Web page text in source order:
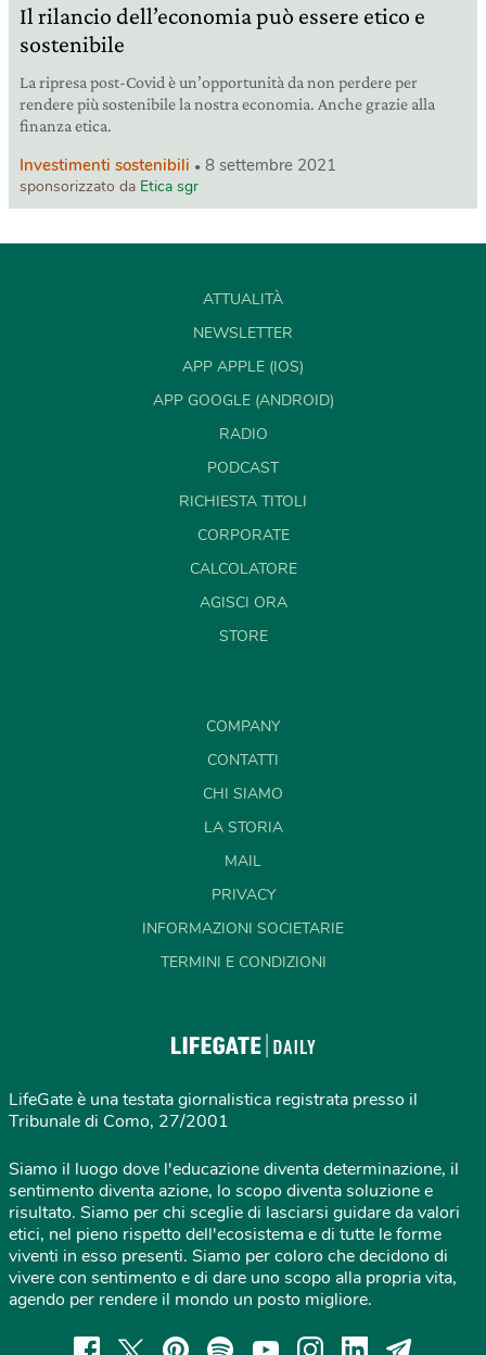
Il rilancio dell’economia può essere etico e
sostenibile
La ripresa post-Covid è un’opportunità da non perdere per
rendere più sostenibile la nostra economia. Anche grazie alla
finanza etica.
Investimenti sostenibili 8 settembre 2021
sponsorizzato da Etica sgr
ATTUALITÀ
NEWSLETTER
APP APPLE (IOS)
APP GOOGLE (ANDROID)
RADIO
PODCAST
RICHIESTA TITOLI
CORPORATE
CALCOLATORE
AGISCI ORA
STORE
COMPANY
CONTATTI
CHI SIAMO
LA STORIA
MAIL
PRIVACY
INFORMAZIONI SOCIETARIE
TERMINI E CONDIZIONI
LifeGate è una testata giornalistica registrata presso il
Tribunale di Como, 27/2001
Siamo il luogo dove l'educazione diventa determinazione, il
sentimento diventa azione, lo scopo diventa soluzione e
risultato. Siamo per chi sceglie di lasciarsi guidare da valori
etici, nel pieno rispetto dell'ecosistema e di tutte le forme
viventi in esso presenti. Siamo per coloro che decidono di
vivere con sentimento e di dare uno scopo alla propria vita,
agendo per rendere il mondo un posto migliore.